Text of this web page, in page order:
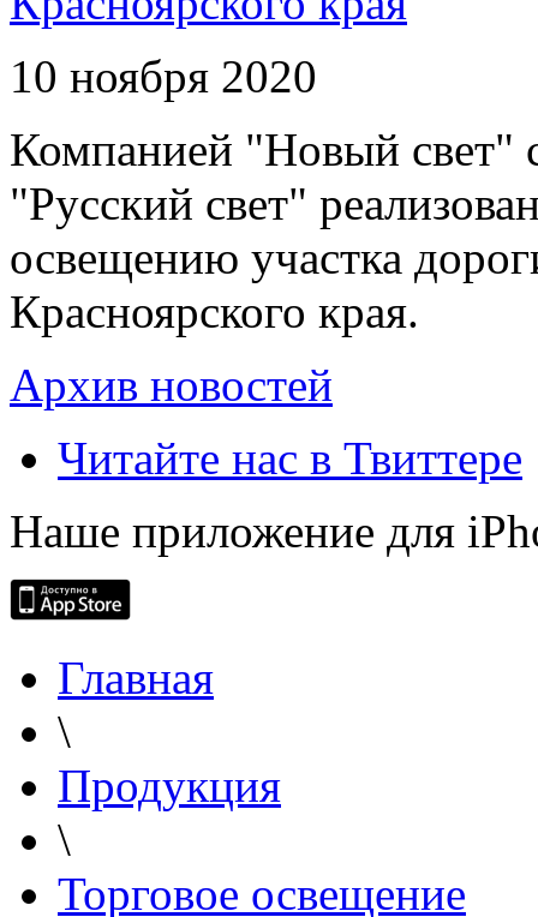
10 ноября 2020
Компанией "Новый свет"
"Русский свет"
освещению участка
Красноярского края.
Архив новостей
Читайте нас в Твиттере
Наше приложение для
Главная
\
Продукция
\
Торговое освещение